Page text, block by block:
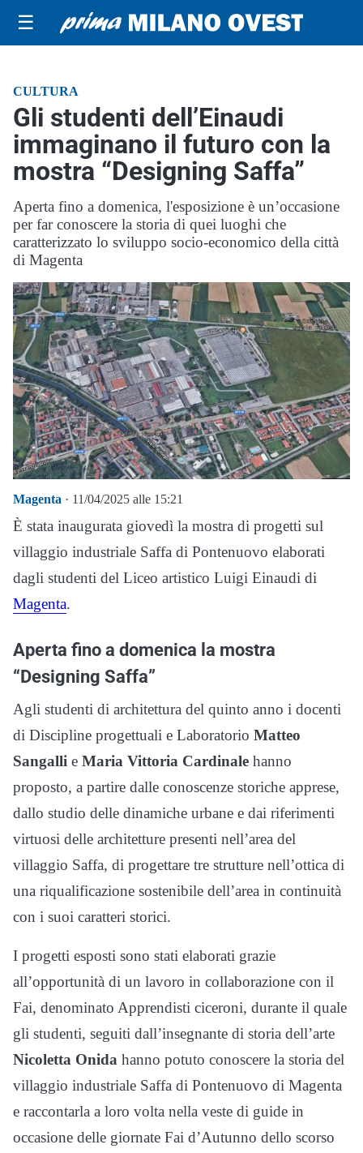
☰
CULTURA
Gli studenti dell’Einaudi
immaginano il futuro con la
mostra “Designing Saffa”
Aperta fino a domenica, l'esposizione è un’occasione
per far conoscere la storia di quei luoghi che
caratterizzato lo sviluppo socio-economico della città
di Magenta
Magenta · 11/04/2025 alle 15:21
È stata inaugurata giovedì la mostra di progetti sul
villaggio industriale Saffa di Pontenuovo elaborati
dagli studenti del Liceo artistico Luigi Einaudi di
Magenta.
Aperta fino a domenica la mostra
“Designing Saffa”
Agli studenti di architettura del quinto anno i docenti
di Discipline progettuali e Laboratorio Matteo
Sangalli e Maria Vittoria Cardinale hanno
proposto, a partire dalle conoscenze storiche apprese,
dallo studio delle dinamiche urbane e dai riferimenti
virtuosi delle architetture presenti nell’area del
villaggio Saffa, di progettare tre strutture nell’ottica di
una riqualificazione sostenibile dell’area in continuità
con i suoi caratteri storici.
I progetti esposti sono stati elaborati grazie
all’opportunità di un lavoro in collaborazione con il
Fai, denominato Apprendisti ciceroni, durante il quale
gli studenti, seguiti dall’insegnante di storia dell’arte
Nicoletta Onida hanno potuto conoscere la storia del
villaggio industriale Saffa di Pontenuovo di Magenta
e raccontarla a loro volta nella veste di guide in
occasione delle giornate Fai d’Autunno dello scorso